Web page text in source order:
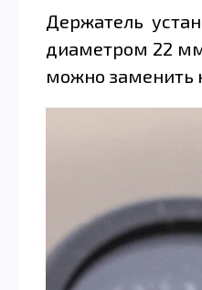
Держатель
диаметром 22
можно заменить